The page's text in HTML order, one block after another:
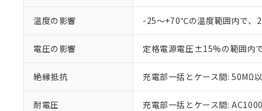
温度の影響 -25～+70℃の温度範囲内で
電圧の影響 定格電源電圧±15%の範囲内
絶縁抵抗 充電部一括とケース間: 50MΩ
耐電圧 充電部一括とケース間:
ている必要
お客様が当
さい。
※当社の共同
いる法人を
下記の非含有証明
EU RoHS指令（
51物質の非含有証
※本証明書は発行
「10」：通常の使
味します。
空
白
受注生